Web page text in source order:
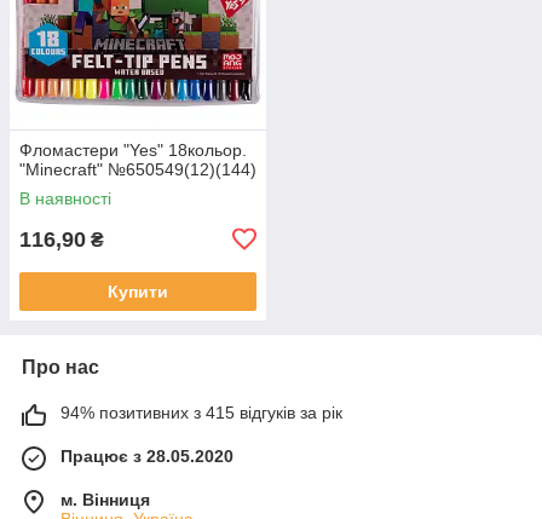
Фломастери "Yes" 18кольор.
"Minecraft" №650549(12)(144)
В наявності
116,90 ₴
Купити
Про нас
94% позитивних з 415 відгуків за рік
Працює з 28.05.2020
м. Вінниця